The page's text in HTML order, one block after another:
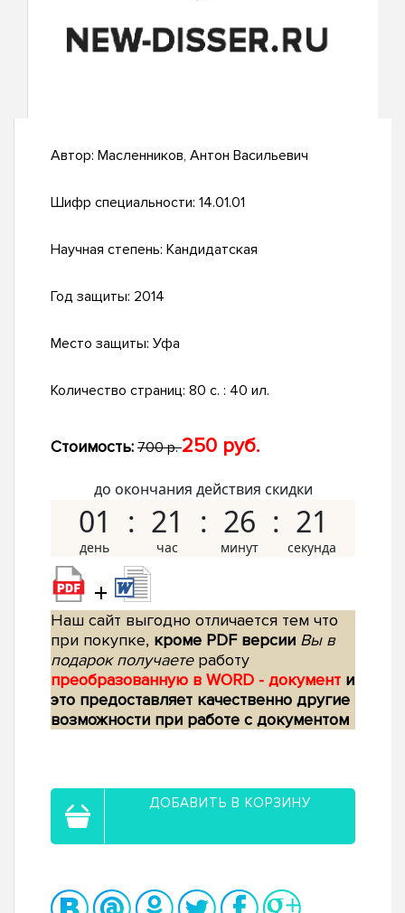
Автор: Масленников, Антон Васильевич
Шифр специальности: 14.01.01
Научная степень: Кандидатская
Год защиты: 2014
Место защиты: Уфа
Количество страниц: 80 с. : 40 ил.
Стоимость: 700 р.250 руб.
до окончания действия скидки
01 21 26 20
+
Наш сайт выгодно отличается тем что
при покупке, кроме PDF версии Вы в
подарок получаетеработу
преобразованную в WORD - документ и
это предоставляет качественно другие
возможности при работе с документом
ДОБАВИТЬ В КОРЗИНУ